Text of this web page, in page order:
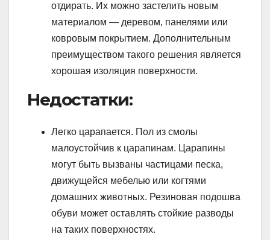
отдирать. Их можно застелить новым
материалом — деревом, панелями или
ковровым покрытием. Дополнительным
преимуществом такого решения является
хорошая изоляция поверхности.
Недостатки:
Легко царапается. Пол из смолы
малоустойчив к царапинам. Царапины
могут быть вызваны частицами песка,
движущейся мебелью или когтями
домашних животных. Резиновая подошва
обуви может оставлять стойкие разводы
на таких поверхностях.